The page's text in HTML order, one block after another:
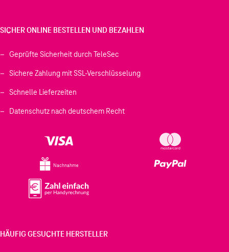
SICHER ONLINE BESTELLEN UND BEZAHLEN
Geprüfte Sicherheit durch TeleSec
Sichere Zahlung mit SSL-Verschlüsselung
Schnelle Lieferzeiten
Datenschutz nach deutschem Recht
Nachnahme
HÄUFIG GESUCHTE HERSTELLER